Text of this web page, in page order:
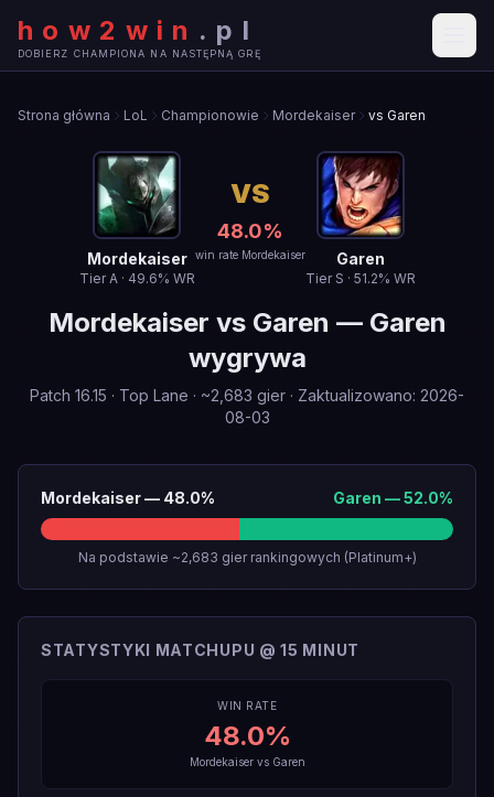
how2win . pl
DOBIERZ CHAMPIONA NA NASTĘPNĄ GRĘ
Strona główna LoL Championowie Mordekaiser vs Garen
Mordekaiser
TierA· 49.6% WR
VS
48.0%
win rate Mordekaiser Garen
Tier S · 51.2% WR
Mordekaiser vs Garen — Garen
wygrywa
Patch 16.15 · Top Lane · ~2,683 gier · Zaktualizowano: 2026-
08-03
Mordekaiser— 48.0% Garen —52.0%
Na podstawie ~2,683 gier rankingowych (Platinum+)
STATYSTYKI MATCHUPU @ 15 MINUT
WIN RATE
48.0%
Mordekaiservs Garen